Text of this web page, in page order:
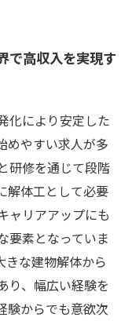
で高収入を実現す
化により安定した
めやすい求人が多
研修を通じて段階
解体工として必要
ャリアアップにも
要素となっていま
きな建物解体から
り、幅広い経験を
験からでも意欲次